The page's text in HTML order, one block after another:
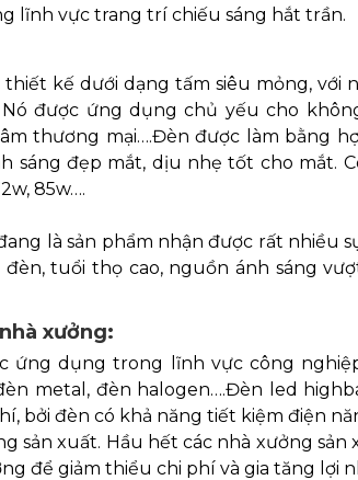
lĩnh vực trang trí chiếu sáng hắt trần.
kế dưới dạng tấm siêu mỏng, với
được ứng dụng chủ yếu cho
thương mại….Đèn được làm bằng
sáng đẹp mắt, dịu nhẹ tốt cho mắt.
85w….
là sản phẩm nhận được rất nhiều
đèn, tuổi thọ cao, nguồn ánh sáng
xưởng:
ứng dụng trong lĩnh vực công
metal, đèn halogen….Đèn led
bởi đèn có khả năng tiết kiệm điện
sản xuất. Hầu hết các nhà xưởng
để giảm thiểu chi phí và gia tăng lợi